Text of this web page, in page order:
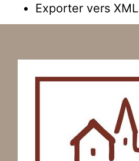
Exporter vers XML